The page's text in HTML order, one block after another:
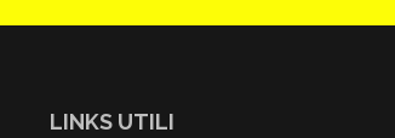
LINKS UTILI